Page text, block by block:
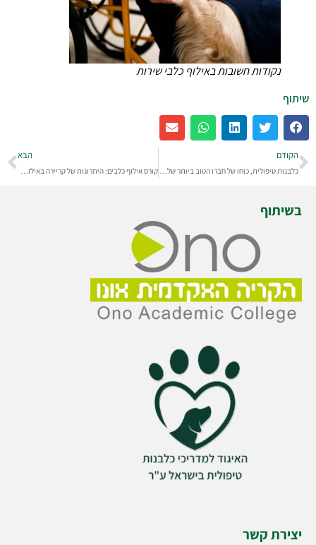
נקודות חשובות באילוף כלבי שירות
שיתוף
הקודם
כלבנות טיפולית, כוחו של חברו הטוב ביותר של האדם בהליך הטיפולי
הבא
קורס אילוף כלבים: היתרונות של קריירה באילוף כלבים וכלבנות טיפולית
בשיתוף
יצירת קשר